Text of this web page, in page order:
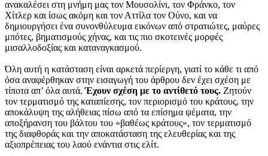
ανακαλέσει στη μνήμη μας τον Μουσολίνι, τον Φράνκο, τον
Χίτλερ και ίσως ακόμη και τον Αττίλα τον Ούνο, και να
δημιουργήσει ένα συνονθύλευμα εικόνων από στρατιώτες, μαύρες
μπότες, βηματισμούς χήνας, και τις πιο σκοτεινές μορφές
μισαλλοδοξίας και καταναγκασμού.
Όλη αυτή η κατάσταση είναι αρκετά περίεργη, γιατί το κάθε τι από
όσα αναφέρθηκαν στην εισαγωγή του άρθρου δεν έχει σχέση με
τίποτα απ’ όλα αυτά.Έχουν σχέση με το αντίθετό τους. Ζητούν
τον τερματισμό της καταπίεσης, τον περιορισμό του κράτους, την
αποκάλυψη της αλήθειας πίσω από τα επίσημα ψέματα, την
αποξήρανση του βάλτου του «βαθέως κράτους», τον τερματισμό
της διαφθοράς και την αποκατάσταση της ελευθερίας και της
αξιοπρέπειας του λαού ενάντια στις ελίτ.